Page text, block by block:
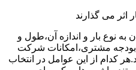
اثر می گذارند
به نوع بار و اندازه آن،طول و
بودجه مشتری،امکانات شرکت
کدام از این عوامل در انتخاب